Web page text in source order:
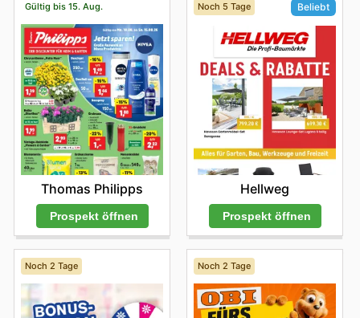
Gültig bis 15. Aug.
Thomas Philipps
Prospekt öffnen
Noch 5 Tage Beliebt
Hellweg
Prospekt öffnen
Noch 2 Tage Noch 2 Tage